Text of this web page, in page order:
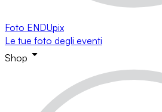
Foto ENDUpix
Le tue foto degli eventi
Shop